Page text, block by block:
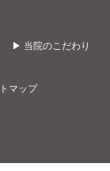
▶ 当院のこだわり
マップ